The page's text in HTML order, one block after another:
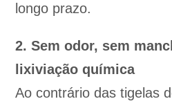
longo prazo.
2. Sem odor, sem
lixiviação química
Ao contrário das tigelas